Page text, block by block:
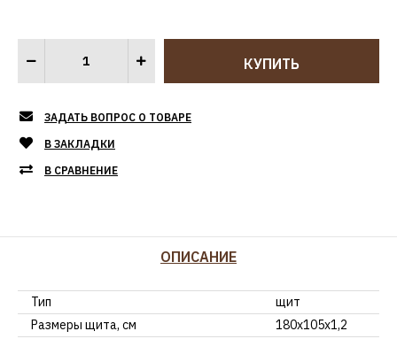
ЗАДАТЬ ВОПРОС О ТОВАРЕ
В ЗАКЛАДКИ
В СРАВНЕНИЕ
ОПИСАНИЕ
Тип
щит
Размеры щита, см
180x105x1,2